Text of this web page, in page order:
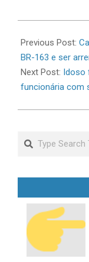
06-
12
Previous Post:
BR-163 e ser
Next Post: Idoso
funcionária com
Search